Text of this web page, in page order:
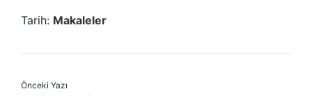
Tarih: Makaleler
Önceki Yazı